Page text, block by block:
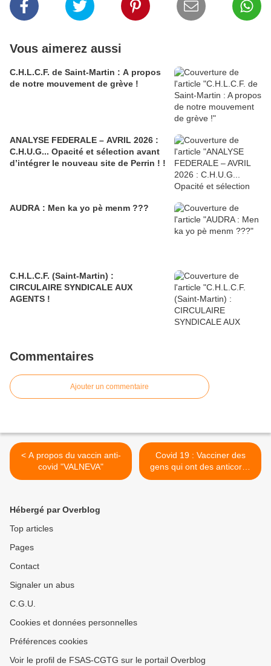
Vous aimerez aussi
C.H.L.C.F. de Saint-Martin : A propos
de notre mouvement de grève !
ANALYSE FEDERALE – AVRIL 2026 :
C.H.U.G... Opacité et sélection avant
d’intégrer le nouveau site de Perrin ! !
AUDRA : Men ka yo pè menm ???
C.H.L.C.F. (Saint-Martin) :
CIRCULAIRE SYNDICALE AUX
AGENTS !
Commentaires
Ajouter un commentaire
< A propos du vaccin anti-
covid "VALNEVA"
Covid 19 : Vacciner des
gens qui ont des anticorps
naturels est une aberration
Hébergé par Overblog
Top articles
Pages
Contact
Signaler un abus
C.G.U.
Cookies et données personnelles
Préférences cookies
Voir le profil de FSAS-CGTG sur le portail Overblog